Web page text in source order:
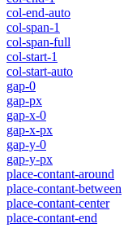
col-end-auto
col-span-1
col-span-full
col-start-1
col-start-auto
gap-0
gap-px
gap-x-0
gap-x-px
gap-y-0
gap-y-px
place-contant-around
place-contant-between
place-contant-center
place-contant-end